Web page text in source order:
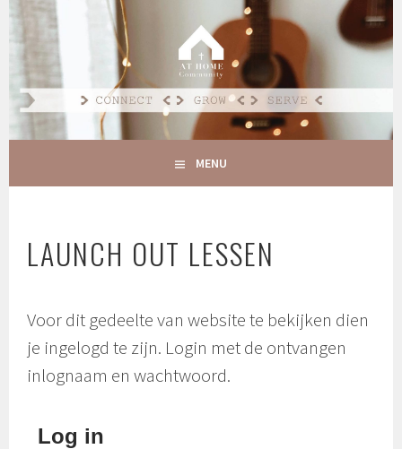
Spring
inhoud
AT HOME COMMUNITY
CONNECT GROW SERVE
MENU
LAUNCH OUT LESSEN
Voor dit gedeelte van website te bekijken dien
je ingelogd te zijn. Login met de ontvangen
inlognaam en wachtwoord.
Log in